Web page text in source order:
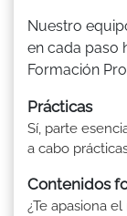
Nuestro
en cada paso
Formación
Prácticas
Sí, parte
a cabo
Contenidos
¿Te apasiona